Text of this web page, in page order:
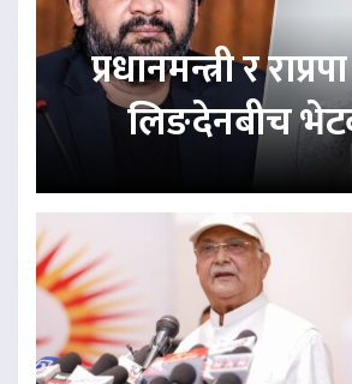
प्रधानमन्त्री र
लिङदेनबीच